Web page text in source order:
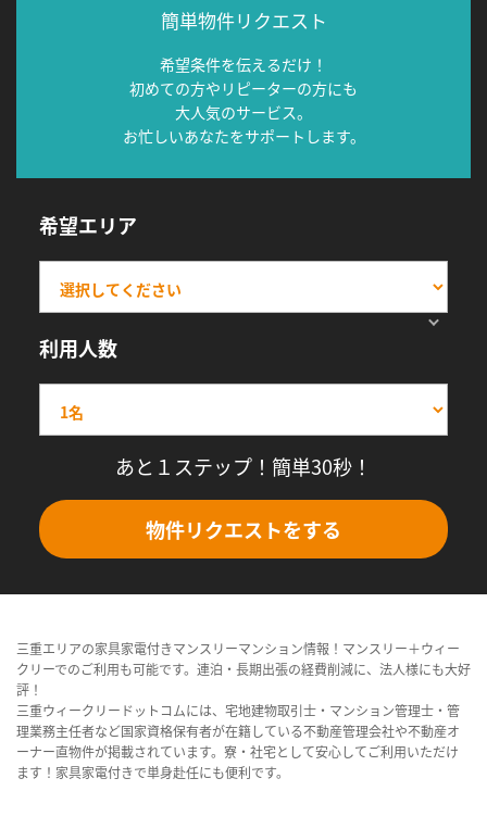
簡単物件リクエスト
希望条件を伝えるだけ！
初めての方やリピーターの方にも
大人気のサービス。
お忙しいあなたをサポートします。
希望エリア
利用人数
あと１ステップ！簡単30秒！
物件リクエストをする
三重エリアの家具家電付きマンスリーマンション情報！マンスリー＋ウィー
クリーでのご利用も可能です。連泊・長期出張の経費削減に、法人様にも大好
評！
三重ウィークリードットコムには、宅地建物取引士・マンション管理士・管
理業務主任者など国家資格保有者が在籍している不動産管理会社や不動産オ
ーナー直物件が掲載されています。寮・社宅として安心してご利用いただけ
ます！家具家電付きで単身赴任にも便利です。